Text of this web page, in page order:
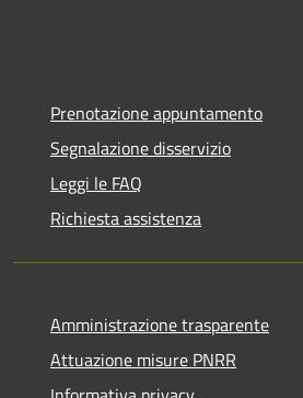
Prenotazione appuntamento
Segnalazione disservizio
Leggi le FAQ
Richiesta assistenza
Amministrazione trasparente
Attuazione misure PNRR